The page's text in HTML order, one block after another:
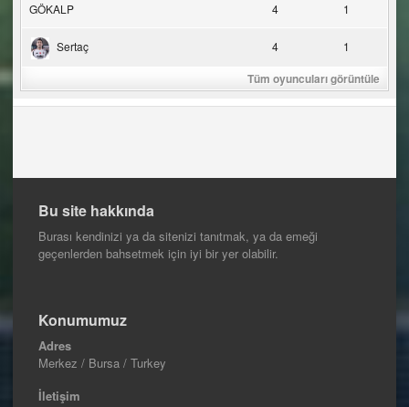
GÖKALP 4 1
Sertaç 4 1
Tüm oyuncuları görüntüle
Bu site hakkında
Burası kendinizi ya da sitenizi tanıtmak, ya da emeği
geçenlerden bahsetmek için iyi bir yer olabilir.
Konumumuz
Adres
Merkez / Bursa / Turkey
İletişim